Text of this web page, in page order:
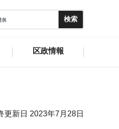
区政情報
更新日 2023年7月28日